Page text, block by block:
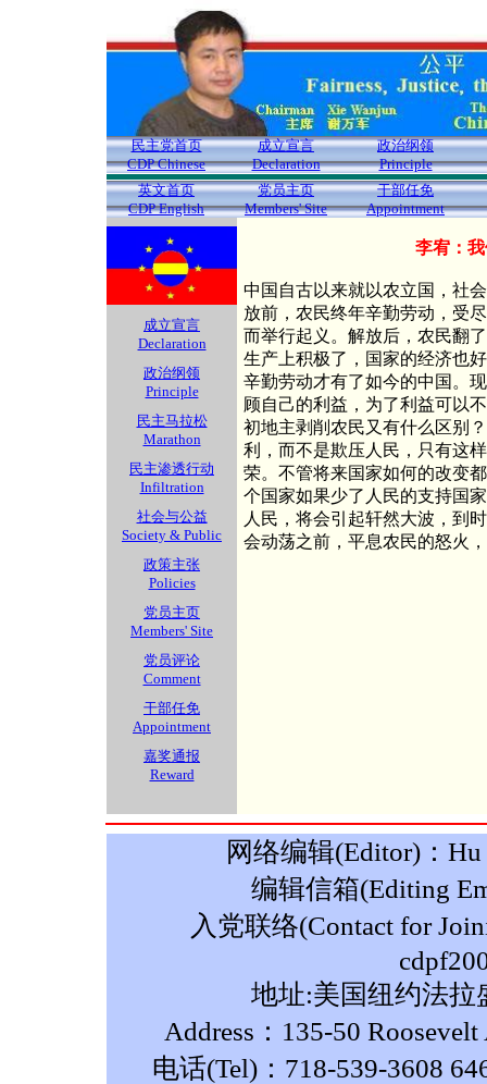
民主党首页
CDP Chinese
成立宣言
Declaration
政治纲领
Principle
英文首页
CDP English
党员主页
Members' Site
干部任免
Appointment
成立宣言
Declaration
政治纲领
Principle
民主马拉松
Marathon
民主渗透行动
Infiltration
社会与公益
Society & Public
政策主张
Policies
党员主页
Members' Site
党员评论
Comment
干部任免
Appointment
嘉奖通报
Reward
李宥：
中国自古以来就以农立国，社
放前，农民终年辛勤劳动，受
而举行起义。解放后，农民翻
生产上积极了，国家的经济也
辛勤劳动才有了如今的中国。
顾自己的利益，为了利益可以
初地主剥削农民又有什么区别
利，而不是欺压人民，只有这
荣。不管将来国家如何的改变
个国家如果少了人民的支持国
人民，将会引起轩然大波，到
会动荡之前，平息农民的怒火
网络编辑(Editor)：
编辑信箱(Editing
入党联络(Contact for
地址:美国纽约法拉
Address：135-50
电话(Tel)：718-539-3608